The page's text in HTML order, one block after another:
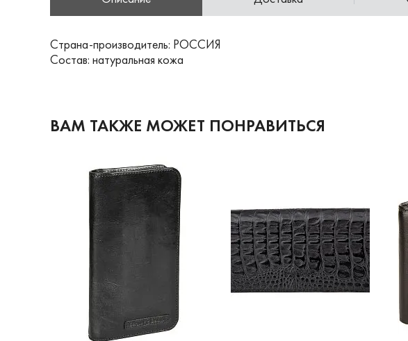
Страна-производитель: РОССИЯ
Состав: натуральная кожа
ВАМ ТАКЖЕ МОЖЕТ ПОНРАВИТЬСЯ